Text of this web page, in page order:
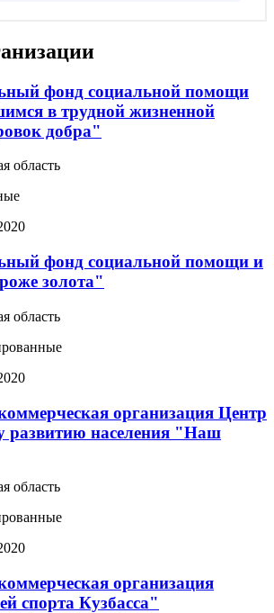
фонд социальной помощи
в трудной жизненной
добра"
область
фонд социальной помощи и
золота"
область
организация Центр
развитию населения "Наш
область
организация
спорта Кузбасса"